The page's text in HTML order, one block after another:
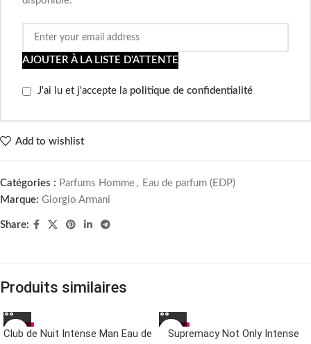
AJOUTER À LA LISTE D'ATTENTE
J'ai lu et j'accepte la politique de confidentialité
Add to wishlist
Catégories : Parfums Homme , Eau de parfum (EDP)
Marque: Giorgio Armani
Share:
Produits similaires
-11%
Club de Nuit Intense Man Eau de
-21%
Supremacy Not Only Intense